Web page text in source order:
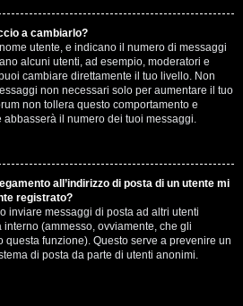
a cambiarlo?
utente, e indicano il numero di messaggi
alcuni utenti, ad esempio, moderatori e
cambiare direttamente il tuo livello. Non
non necessari solo per aumentare il tuo
non tollera questo comportamento e
abbasserà il numero dei tuoi messaggi.
all’indirizzo di posta di un utente mi
registrato?
inviare messaggi di posta ad altri utenti
(ammesso, ovviamente, che gli
funzione). Questo serve a prevenire un
di posta da parte di utenti anonimi.